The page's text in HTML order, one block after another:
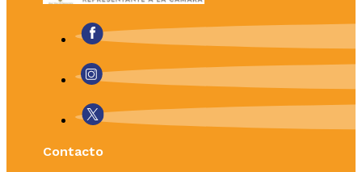
Contacto